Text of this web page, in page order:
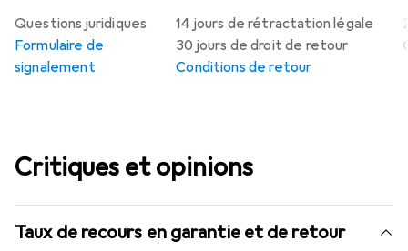
14 jours de rétractation légale
30 jours de droit de retour
Conditions de retour
Questions juridiques
Formulaire de
signalement
Critiques et opinions
Taux de recours en garantie et de retour